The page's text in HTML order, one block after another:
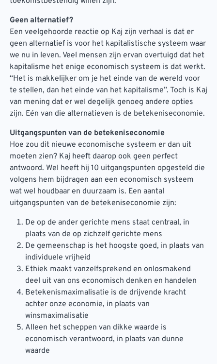
Geen alternatief?
Een veelgehoorde reactie op Kaj zijn verhaal is dat er
geen alternatief is voor het kapitalistische systeem waar
we nu in leven. Veel mensen zijn ervan overtuigd dat het
kapitalisme het enige economisch systeem is dat werkt.
“Het is makkelijker om je het einde van de wereld voor
te stellen, dan het einde van het kapitalisme”. Toch is Kaj
van mening dat er wel degelijk genoeg andere opties
zijn. Eén van die alternatieven is de betekeniseconomie.
Uitgangspunten van de betekeniseconomie
Hoe zou dit nieuwe economische systeem er dan uit
moeten zien? Kaj heeft daarop ook geen perfect
antwoord. Wel heeft hij 10 uitgangspunten opgesteld die
volgens hem bijdragen aan een economisch systeem
wat wel houdbaar en duurzaam is. Een aantal
uitgangspunten van de betekeniseconomie zijn:
De op de ander gerichte mens staat centraal, in
plaats van de op zichzelf gerichte mens
De gemeenschap is het hoogste goed, in plaats van
individuele vrijheid
Ethiek maakt vanzelfsprekend en onlosmakend
deel uit van ons economisch denken en handelen
Betekenismaximalisatie is de drijvende kracht
achter onze economie, in plaats van
winsmaximalisatie
Alleen het scheppen van dikke waarde is
economisch verantwoord, in plaats van dunne
waarde